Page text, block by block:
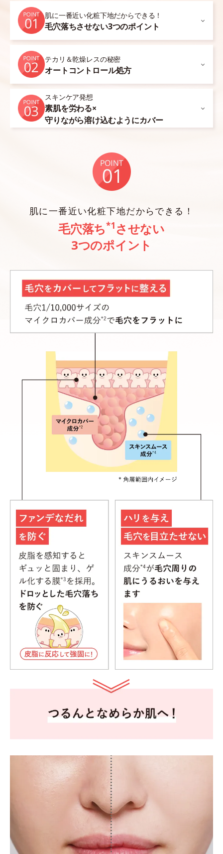
肌に一番近い化粧下地だからできる！
毛穴落ちさせない3つのポイント
テカリ＆乾燥レスの秘密
オートコントロール処方
スキンケア発想
素肌を労わる×
守りながら溶け込むようにカバー
肌に一番近い化粧下地だからできる！
毛穴落ち*1 させない
3つのポイント